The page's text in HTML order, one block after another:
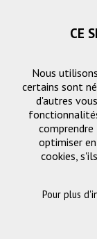
Demande
Nom ou
CE
Nous
certains sont
d'autres
optimiser
cookies,
Pour plus